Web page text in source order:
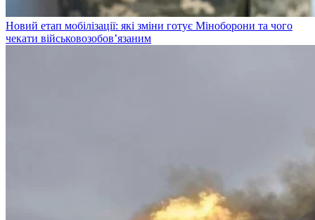
Новий етап мобілізації: які зміни готує Міноборони та чого
чекати військовозобов’язаним